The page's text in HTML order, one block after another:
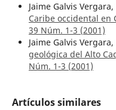
Jaime Galvis
Caribe occidental en
39 Núm. 1-3 (2001)
Jaime Galvis
geológica del Alto
Núm. 1-3 (2001)
Artículos similares